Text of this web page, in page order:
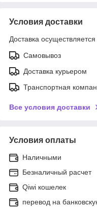
Условия доставки
Доставка
Самовывоз
Доставка курьером
Транспортная
Все условия доставки
Условия оплаты
Наличными
Безналичный расчет
Qiwi кошелек
перевод на